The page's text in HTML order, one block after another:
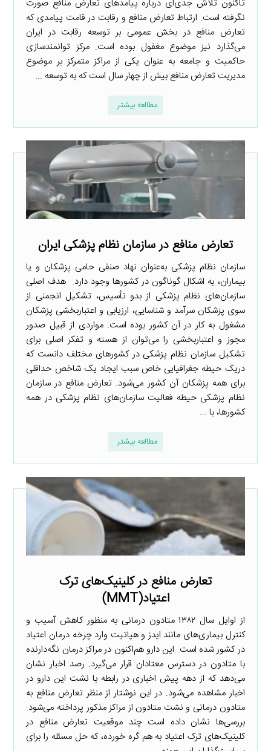
تاکنون تلاش جدی‌ای درباره پیامدهای تعارض منافع صورت
نگرفته است. ارتباط تعارض منافع و رقابت در قامت پیامدی که
تعارض منافع در بخش عمومی بر توسعه رقابت در ایران
می‌گذارد نیز موضوع مغفول بوده است. مرکز توانمندسازی
حاکمیت و جامعه به عنوان یکی از مراکز متمرکز بر موضوع
مدیریت تعارض منافع بیش از چهار سال است که به توسعه ...
مطالعه بیشتر
تعارض منافع در سازمان نظام پزشکی ایران
سازمان نظام پزشکی به‌عنوان نهاد صنفی حامی پزشکان و یا
بیماران، به اشکال گوناگون در کشورها وجود دارد. هدف اصلی
سازمان‌های نظام پزشکی از بدو تأسیس، تشکیل انجمنی از
سوی پزشکان سرآمد و شناسایی، ارزیابی و اعتباربخشی پزشکان
مشغول به کار در آن کشور بوده است. مواردی از قبیل صدور
مجوز و اعتباربخشی را می‌توان از هسته و تفکر اصلی برای
تشکیل سازمان نظام پزشکی در کشورهای مختلف دانست که
دریک حیطه جغرافیایی خاص سبب ایجاد یک شاخص حداقلی
برای همه پزشکان آن کشور می‌شود. تعارض منافع در سازمان
نظام پزشکی حیطه فعالیت سازمان‌های نظام پزشکی در همه
کشورها، با ...
مطالعه بیشتر
تعارض منافع در کلینیک‌های ترک
اعتیاد(MMT)
از اوایل سال ۱۳۸۲ متادون درمانی به منظور کاهش آسیب و
کنترل بیماری‌های مانند ایدز و هپاتیت وارد چرخه درمان اعتیاد
در کشور شده است. این دارو هم‌اکنون در مراکز درمان نگه‌دارنده
با متادون در دسترس معتادان قرار می‌گیرد. رصد اخبار نشان
می‌دهد که از دهه پیش اخباری در رابطه با نشت این دارو در
اخبار مشاهده می‌شود. در این نوشتار از منظر تعارض منافع به
متادون درمانی و نشت متادون از مراکز مذکور پرداخته می‌شود.
بررسی‌ها نشان داده است چند موقعیت تعارض منافع در
کلینیک‌های ترک اعتیاد به هم گره خورده، که حل مسئله را برای